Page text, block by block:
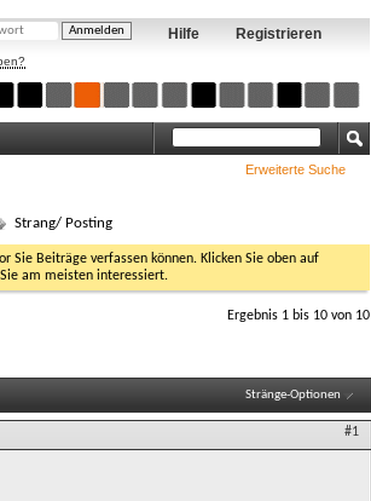
Registrieren
Hilfe
Erweiterte Suche
Strang/ Posting
Sie Beiträge verfassen können. Klicken Sie oben auf
am meisten interessiert.
Ergebnis 1 bis 10 von 10
Stränge-Optionen
#1